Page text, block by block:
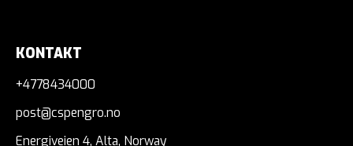
KONTAKT
+4778434000
post@cspengro.no
Energiveien 4, Alta, Norway